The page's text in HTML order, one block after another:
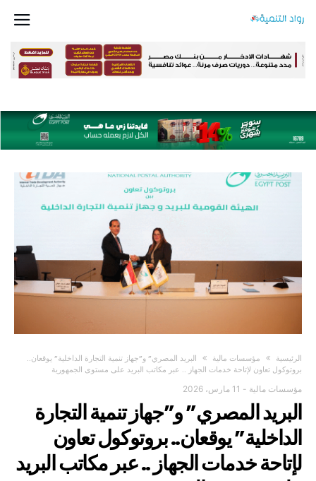
‫الرئيسية‬ مؤسسات مالية
البريد المصري” و”جهاز تنمية التجارة الداخلية” يوقعان..
بروتوكول تعاون لإتاحة خدمات الجهاز .. عبر مكاتب البريد على مستوى الجمهورية
مؤسسات مالية - 11 مارس، 2026
البريد المصري” و”جهاز تنمية التجارة
الداخلية” يوقعان.. بروتوكول تعاون
لإتاحة خدمات الجهاز .. عبر مكاتب البريد